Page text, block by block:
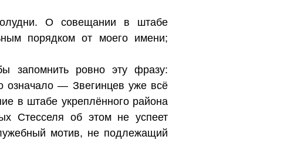
О совещании в штабе
порядком от моего имени;
запомнить ровно эту фразу:
означало — Звегинцев уже всё
в штабе укреплённого района
Стесселя об этом не успеет
мотив, не подлежащий